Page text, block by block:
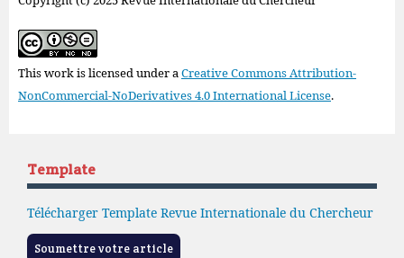
This work is licensed under aCreative Commons Attribution-
NonCommercial-NoDerivatives 4.0 International License.
Template
Télécharger Template Revue Internationale du Chercheur
Soumettre votre article